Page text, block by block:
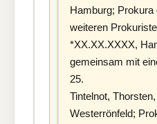
Hamburg;
weiteren
*XX.XX.XXXX,
gemeinsam mit
25.
Tintelnot,
Westerrönfeld;